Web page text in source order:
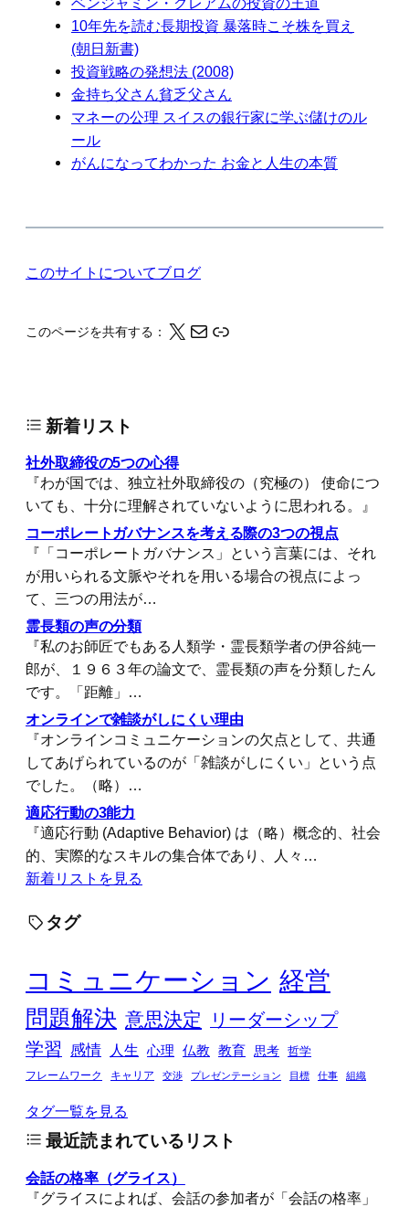
10年先を読む長期投資 暴落時こそ株を買え
(朝日新書)
投資戦略の発想法 (2008)
金持ち父さん貧乏父さん
マネーの公理 スイスの銀行家に学ぶ儲けのル
ール
がんになってわかった お金と人生の本質
このサイトについてブログ
このページを共有する： X メール このページの情報をクリップボードにコピーする
新着リスト
社外取締役の5つの心得
『わが国では、独立社外取締役の（究極の） 使命につ
いても、十分に理解されていないように思われる。』
コーポレートガバナンスを考える際の3つの視点
『「コーポレートガバナンス」という言葉には、それ
が用いられる文脈やそれを用いる場合の視点によっ
て、三つの用法が…
霊長類の声の分類
『私のお師匠でもある人類学・霊長類学者の伊谷純一
郎が、１９６３年の論文で、霊長類の声を分類したん
です。「距離」…
オンラインで雑談がしにくい理由
『オンラインコミュニケーションの欠点として、共通
してあげられているのが「雑談がしにくい」という点
でした。（略）…
適応行動の3能力
『適応行動 (Adaptive Behavior) は（略）概念的、社会
的、実際的なスキルの集合体であり、人々…
新着リストを見る
タグ
コミュニケーション 経営
問題解決 意思決定
リーダーシップ
学習
感情 人生 心理 仏教 教育 思考
哲学
フレームワーク
キャリア 交渉 プレゼンテーション 目標 仕事 組織
タグ一覧を見る
最近読まれているリスト
会話の格率（グライス）
『グライスによれば、会話の参加者が「会話の格率」